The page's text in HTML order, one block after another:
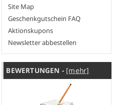
Site Map
Geschenkgutschein FAQ
Aktionskupons
Newsletter abbestellen
BEWERTUNGEN - [mehr]